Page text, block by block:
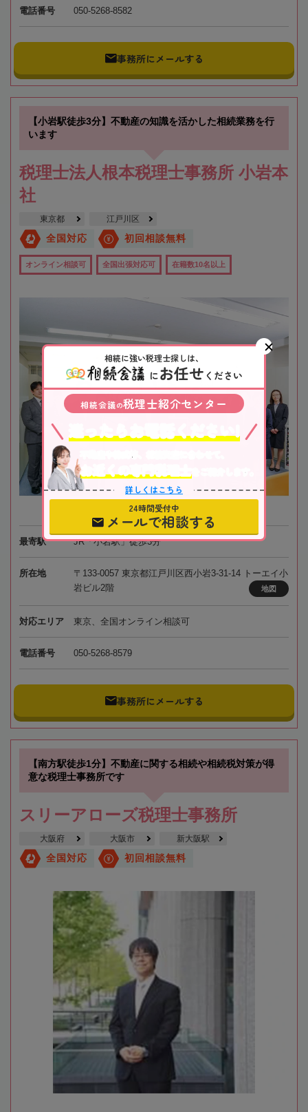
電話番号 050-5268-8582
事務所にメールする
【小岩駅徒歩3分】不動産の知識を活かした相続業務を行
います
税理士法人根本税理士事務所 小岩本
社
東京都 江戸川区
全国対応 初回相談無料
オンライン相談可 全国出張対応可 在籍数10名以上
最寄駅 JR「小岩駅」徒歩3分
所在地
〒133-0057 東京都江戸川区西小岩3-31-14 トーエイ小
岩ビル2階
地図
対応エリア 東京、全国オンライン相談可
電話番号 050-5268-8579
事務所にメールする
【南方駅徒歩1分】不動産に関する相続や相続税対策が得
意な税理士事務所です
スリーアローズ税理士事務所
大阪府 大阪市 新大阪駅
全国対応 初回相談無料
相続に強い税理士探しは、
にお任せ ください
相続会議の税理士紹介センター
不動産や株式等、相続資産に合わせて、
お近くの専門税理士
をご紹介します。
詳しくはこちら
24時間受付中
メールで相談する